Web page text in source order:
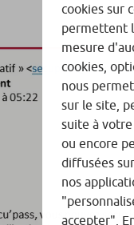
cookies sur
permettent
mesure
cookies,
nous
sur le site,
suite à
ou encore
diffusées
nos
accepter".